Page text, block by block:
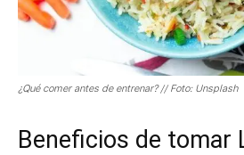
¿Qué comer antes de entrenar? // Foto: Unsplash
Beneficios de tomar